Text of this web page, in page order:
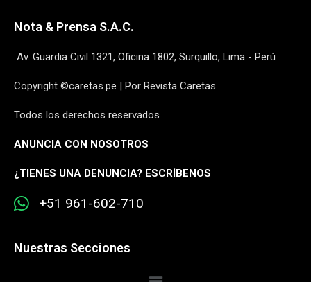
Nota & Prensa S.A.C.
Av. Guardia Civil 1321, Oficina 1802, Surquillo, Lima - Perú
Copyright ©caretas.pe | Por Revista Caretas
Todos los derechos reservados
ANUNCIA CON NOSOTROS
¿TIENES UNA DENUNCIA? ESCRÍBENOS
+51 961-602-710
Nuestras Secciones